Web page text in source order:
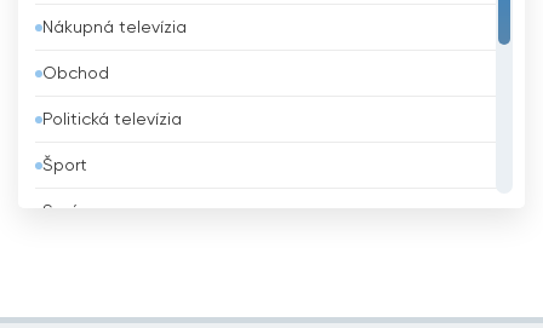
Benin
Bhután
Bielorusko
Bolívia
Nákupná televízia
Obchod
Politická televízia
Šport
Správy